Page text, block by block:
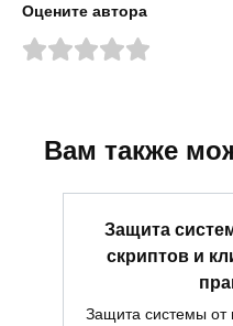
Оцените автора
Вам также
Защита
скриптов и
Защита системы от